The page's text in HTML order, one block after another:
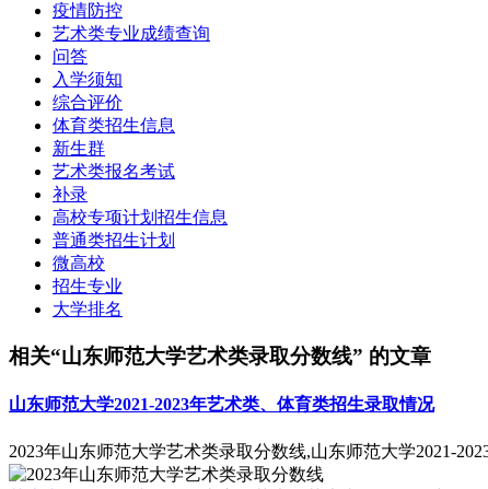
疫情防控
艺术类专业成绩查询
问答
入学须知
综合评价
体育类招生信息
新生群
艺术类报名考试
补录
高校专项计划招生信息
普通类招生计划
微高校
招生专业
大学排名
相关“山东师范大学艺术类录取分数线” 的文章
山东师范大学2021-2023年艺术类、体育类招生录取情况
2023年山东师范大学艺术类录取分数线,山东师范大学2021-